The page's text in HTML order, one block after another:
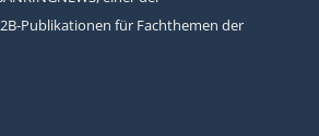
Publikationen für Fachthemen der